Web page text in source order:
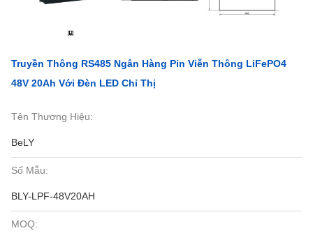
Truyền Thông RS485 Ngân Hàng Pin Viễn Thông LiFePO4
48V 20Ah Với Đèn LED Chỉ Thị
Tên Thương Hiệu:
BeLY
Số Mẫu:
BLY-LPF-48V20AH
MOQ: